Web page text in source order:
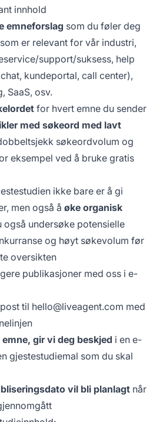
innhold
emneforslag som du føler deg
er relevant for vår industri,
support/suksess, help
kundeportal, call center),
SaaS, osv.
for hvert emne du sender
med søkeord med lavt
søkeordvolum og
eksempel ved å bruke gratis
ikke bare er å gi
men også å øke organisk
også undersøke potensielle
og høyt søkevolum før
oversikten
publikasjoner med oss i e-
til hello@liveagent.com med
gir vi deg beskjed i en e-
gjestestudiemal som du skal
vil bli planlagt når